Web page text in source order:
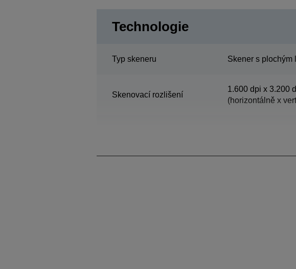
Technologie
Typ skeneru Skener s plochým
Skenovací rozlišení
1.600 dpi x 3.200
(horizontálně x